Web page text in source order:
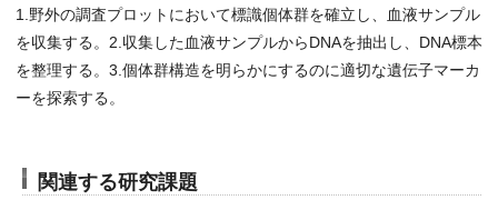
1.野外の調査プロットにおいて標識個体群を確立し、血液サンプル
を収集する。2.収集した血液サンプルからDNAを抽出し、DNA標本
を整理する。3.個体群構造を明らかにするのに適切な遺伝子マーカ
ーを探索する。
関連する研究課題